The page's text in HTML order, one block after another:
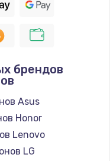
брендов
Asus
Honor
Lenovo
LG